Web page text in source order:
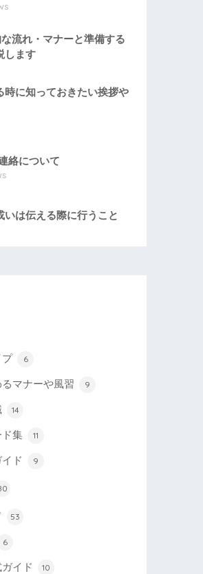
流れ・マナーと準備する
します
時に知っておきたい挨拶や
絡について
いは伝える際に行うこと
プ 6
マナーや風習 9
14
ド集 11
ド 9
53
6
イド 10